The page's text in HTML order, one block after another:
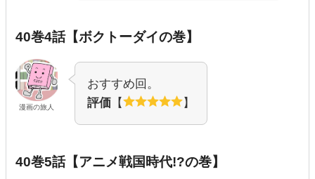
40巻4話【ボクトーダイの巻】
漫画の旅人
おすすめ回。
評価 【 】
40巻5話【アニメ戦国時代!?の巻】